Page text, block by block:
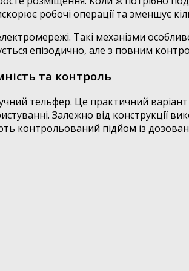
робочі операції та зменшує
Такі механізми
епізодично, але з повним
та контроль
тельфер. Це практичний варіант
Залежно від конструкції
контрольований підйом із